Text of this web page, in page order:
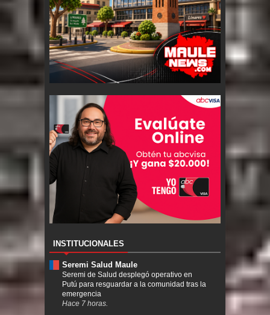
INSTITUCIONALES
Seremi Salud Maule
Seremi de Salud desplegó operativo en
Putú para resguardar a la comunidad tras la
emergencia
Hace 7 horas.